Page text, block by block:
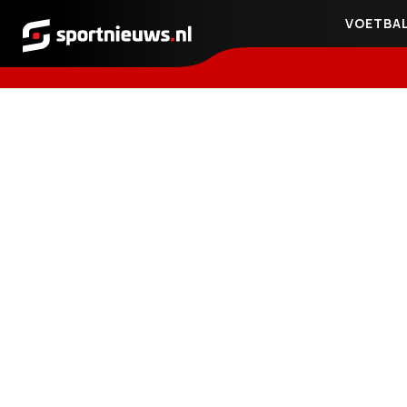
Sportnieuws.nl